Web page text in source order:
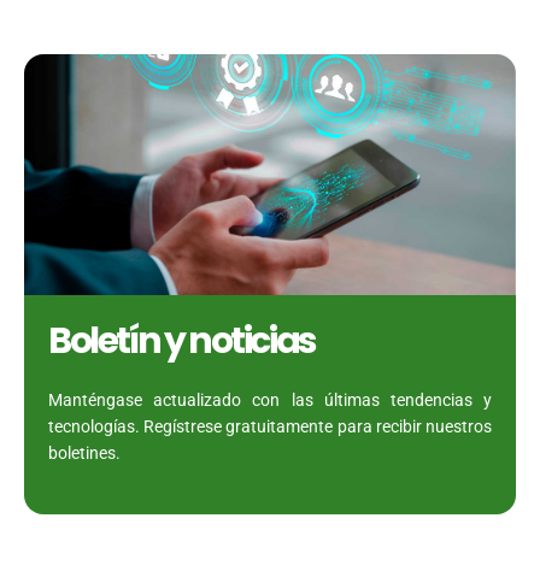
Boletín y noticias
Manténgase actualizado con las últimas tendencias y
tecnologías. Regístrese gratuitamente para recibir nuestros
boletines.